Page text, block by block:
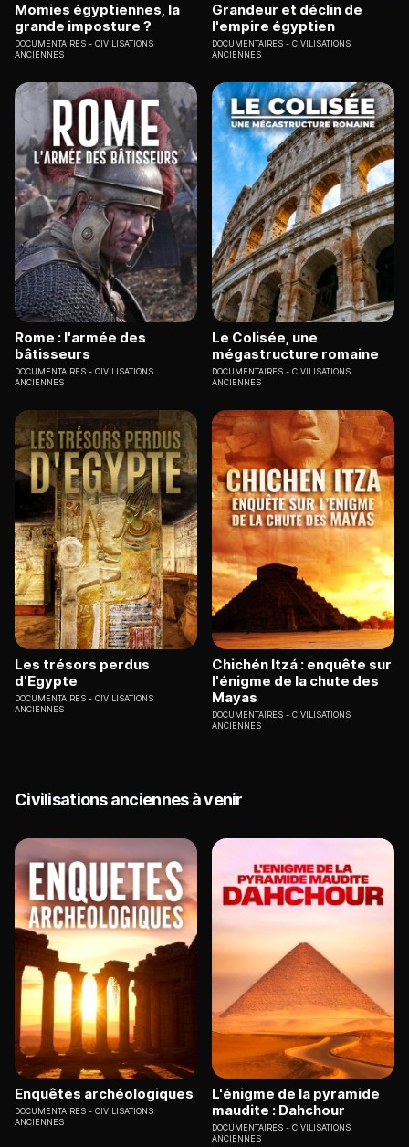
Momies égyptiennes, la
grande imposture ?
DOCUMENTAIRES
CIVILISATIONS
ANCIENNES
Grandeur et déclin de
l'empire égyptien
DOCUMENTAIRES
CIVILISATIONS
ANCIENNES
Rome : l'armée des
bâtisseurs
DOCUMENTAIRES
CIVILISATIONS
ANCIENNES
Le Colisée, une
mégastructure romaine
DOCUMENTAIRES
CIVILISATIONS
ANCIENNES
Les trésors perdus
d'Egypte
DOCUMENTAIRES
CIVILISATIONS
ANCIENNES
Chichén Itzá : enquête sur
l'énigme de la chute des
Mayas
DOCUMENTAIRES
CIVILISATIONS
ANCIENNES
Civilisations anciennes à venir
Enquêtes archéologiques
DOCUMENTAIRES
CIVILISATIONS
ANCIENNES
L'énigme de la pyramide
maudite : Dahchour
DOCUMENTAIRES
CIVILISATIONS
ANCIENNES